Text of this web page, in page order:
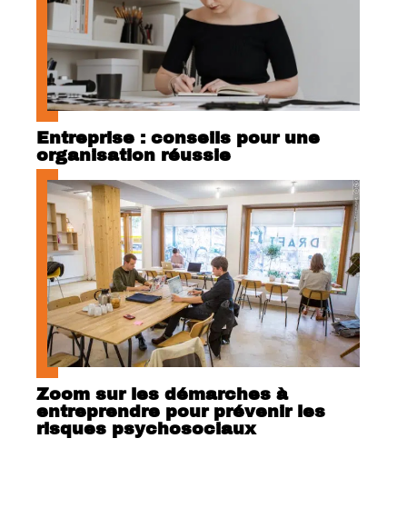
Entreprise : conseils pour une
organisation réussie
Zoom sur les démarches à
entreprendre pour prévenir les
risques psychosociaux